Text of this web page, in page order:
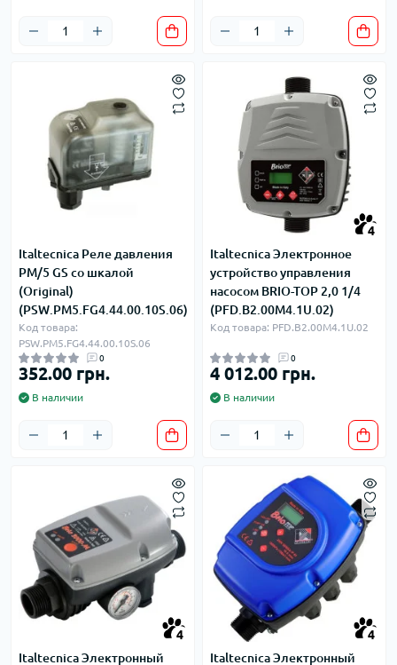
Italtecnica Реле давления
PM/5 GS со шкалой
(Original)
(PSW.PM5.FG4.44.00.10S.06)
Код товара:
PSW.PM5.FG4.44.00.10S.06
0
352.00 грн.
В наличии
4
Italtecnica Электронное
устройство управления
насосом BRIO-TOP 2,0 1/4
(PFD.B2.00M4.1U.02)
Код товара: PFD.B2.00M4.1U.02
0
4 012.00 грн.
В наличии
4
Italtecnica Электронный
4
Italtecnica Электронный